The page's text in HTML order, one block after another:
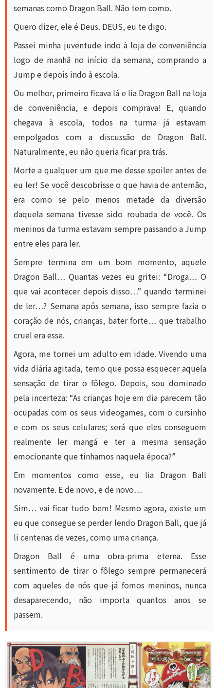
semanas como Dragon Ball. Não tem como.
Quero dizer, ele é Deus. DEUS, eu te digo.
Passei minha juventude indo à loja de conveniência
logo de manhã no início da semana, comprando a
Jump e depois indo à escola.
Ou melhor, primeiro ficava lá e lia Dragon Ball na loja
de conveniência, e depois comprava! E, quando
chegava à escola, todos na turma já estavam
empolgados com a discussão de Dragon Ball.
Naturalmente, eu não queria ficar pra trás.
Morte a qualquer um que me desse spoiler antes de
eu ler! Se você descobrisse o que havia de antemão,
era como se pelo menos metade da diversão
daquela semana tivesse sido roubada de você. Os
meninos da turma estavam sempre passando a Jump
entre eles para ler.
Sempre termina em um bom momento, aquele
Dragon Ball… Quantas vezes eu gritei: “Droga… O
que vai acontecer depois disso…” quando terminei
de ler…? Semana após semana, isso sempre fazia o
coração de nós, crianças, bater forte… que trabalho
cruel era esse.
Agora, me tornei um adulto em idade. Vivendo uma
vida diária agitada, temo que possa esquecer aquela
sensação de tirar o fôlego. Depois, sou dominado
pela incerteza: “As crianças hoje em dia parecem tão
ocupadas com os seus videogames, com o cursinho
e com os seus celulares; será que eles conseguem
realmente ler mangá e ter a mesma sensação
emocionante que tínhamos naquela época?”
Em momentos como esse, eu lia Dragon Ball
novamente. E de novo, e de novo…
Sim… vai ficar tudo bem! Mesmo agora, existe um
eu que consegue se perder lendo Dragon Ball, que já
li centenas de vezes, como uma criança.
Dragon Ball é uma obra-prima eterna. Esse
sentimento de tirar o fôlego sempre permanecerá
com aqueles de nós que já fomos meninos, nunca
desaparecendo, não importa quantos anos se
passem.